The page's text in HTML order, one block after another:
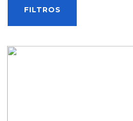
FILTROS